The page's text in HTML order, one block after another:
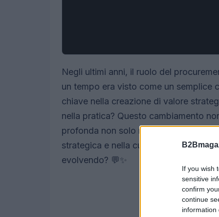
If you wish
sensitive
confirm
continue
information
Negli ultimi anni, il ruolo del
un tempo era visto come un
chiave nella creazione di valore
nella pratica? Questo cambiamento
profonda non solo nelle competenze
strategica e nella cultura aziendale.
evolvendo? 💬✨